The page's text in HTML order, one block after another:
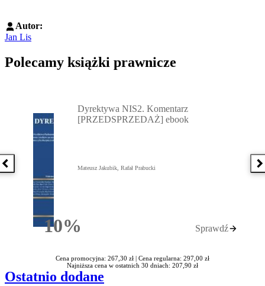
Autor:
Jan Lis
Polecamy książki prawnicze
Poprzednia książka
10%Rabatu
Dyrektywa NIS2. Komentarz
[PRZEDSPRZEDAŻ] ebook
Mateusz Jakubik, Rafał Prabucki
Sprawdź
Cena promocyjna: 267,30 zł | Cena regularna: 297,00 zł
Najniższa cena w ostatnich 30 dniach: 207,90 zł
Ostatnio dodane